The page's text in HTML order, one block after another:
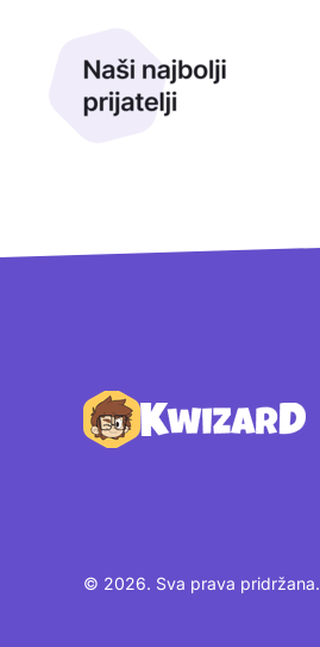
Podnožje
© 2026. Sva prava pridržana.